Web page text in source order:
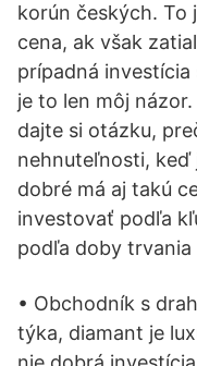
korún českých. To
cena, ak však
prípadná investícia
je to len môj
dajte si otázku,
nehnuteľnosti, keď
dobré má aj takú
investovať podľa
podľa doby trvania
• Obchodník s
týka, diamant je